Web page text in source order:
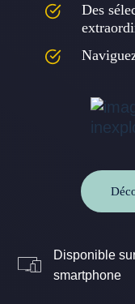
Des
Disponible
smartphone